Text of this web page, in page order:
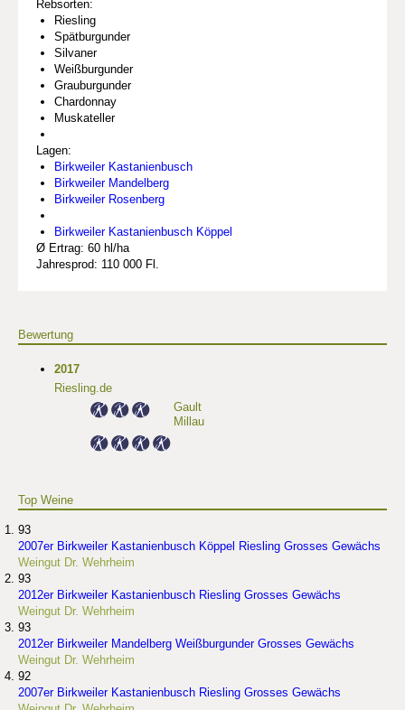
Rebsorten:
Riesling
Spätburgunder
Silvaner
Weißburgunder
Grauburgunder
Chardonnay
Muskateller
Lagen:
Birkweiler Kastanienbusch
Birkweiler Mandelberg
Birkweiler Rosenberg
Birkweiler Kastanienbusch Köppel
Ø Ertrag: 60 hl/ha
Jahresprod: 110 000 Fl.
Bewertung
2017
Riesling.de
Gault
Millau
Top Weine
93
2007er Birkweiler Kastanienbusch Köppel Riesling Grosses Gewächs
Weingut Dr. Wehrheim
93
2012er Birkweiler Kastanienbusch Riesling Grosses Gewächs
Weingut Dr. Wehrheim
93
2012er Birkweiler Mandelberg Weißburgunder Grosses Gewächs
Weingut Dr. Wehrheim
92
2007er Birkweiler Kastanienbusch Riesling Grosses Gewächs